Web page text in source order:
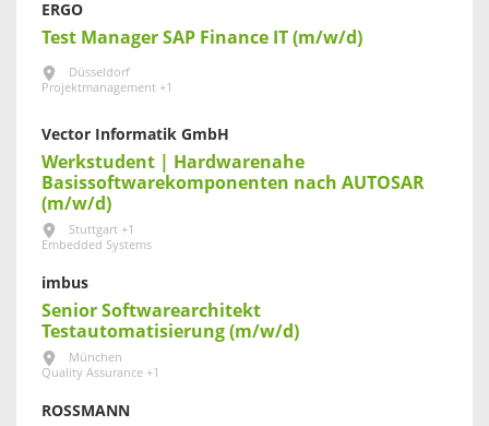
ERGO
Test Manager SAP Finance IT (m/w/d)
Düsseldorf
Projektmanagement +1
Vector Informatik GmbH
Werkstudent | Hardwarenahe
Basissoftwarekomponenten nach AUTOSAR
(m/w/d)
Stuttgart +1
Embedded Systems
imbus
Senior Softwarearchitekt
Testautomatisierung (m/w/d)
München
Quality Assurance +1
ROSSMANN